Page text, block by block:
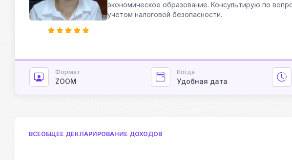
экономическое образование. Консультирую по
учетом налоговой безопасности.
Формат
ZOOM
Когда
Удобная дата
ВСЕОБЩЕЕ ДЕКЛАРИРОВАНИЕ ДОХОДОВ